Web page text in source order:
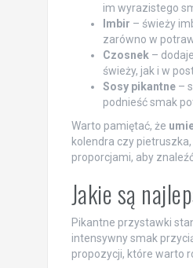
im wyrazistego
Imbir – świeży
zarówno w
Czosnek–
świeży, jak i w
Sosy pikantne–
podnieść smak
Warto pamiętać, że
kolendra czy
proporcjami, aby
Jakie są
Pikantne przystawki
intensywny smak
propozycji, które warto